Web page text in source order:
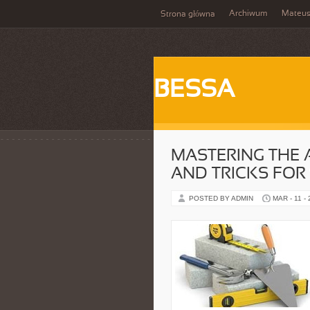
Strona główna Archiwum
BESSA
MASTERING THE
AND TRICKS
POSTED BY ADMIN MAR - 11 -